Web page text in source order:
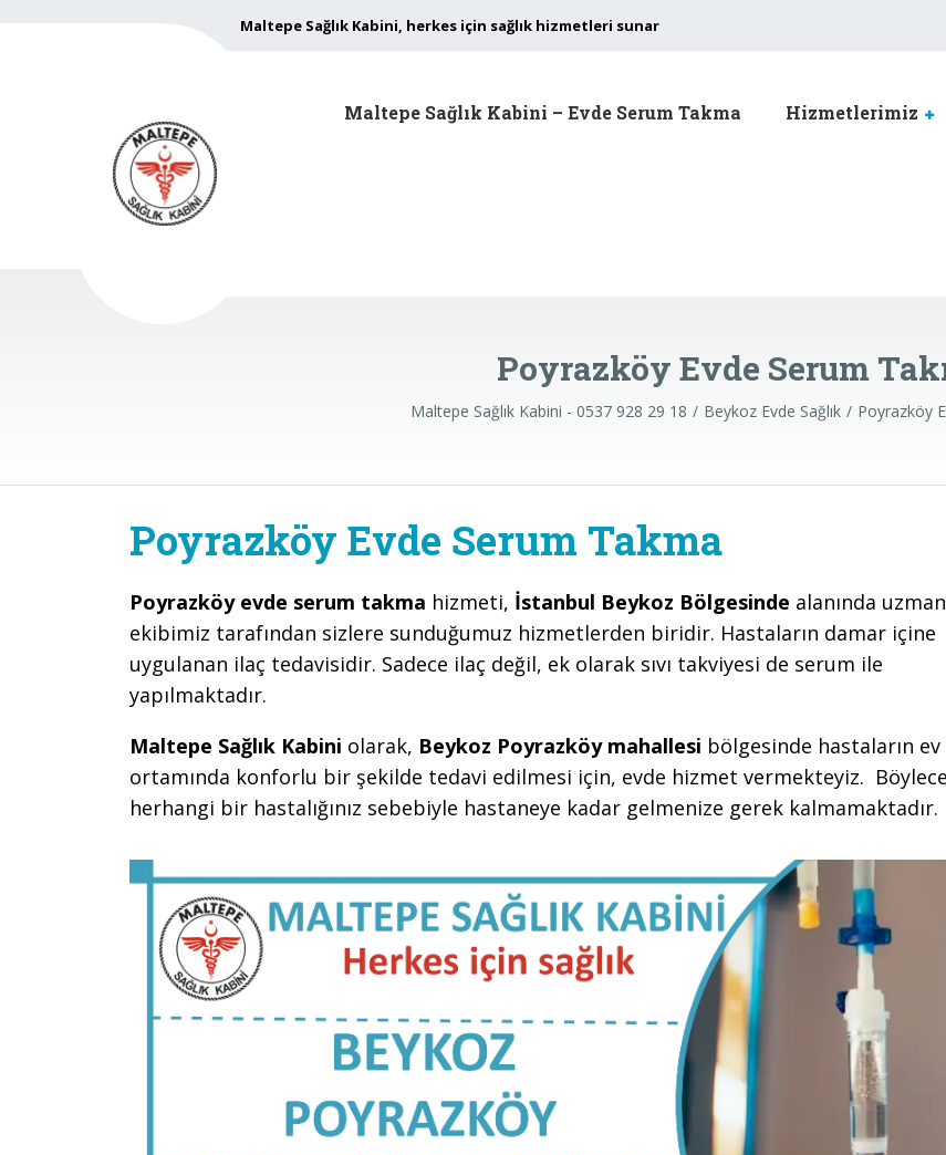
Maltepe Sağlık Kabini, herkes için sağlık hizmetleri sunar
Maltepe Sağlık Kabini – Evde Serum Takma Hizmetlerimiz
Poyrazköy Evde Serum
Maltepe Sağlık Kabini - 0537 928 29 18 Beykoz Evde Sağlık Poyrazköy
Poyrazköy Evde Serum Takma
Poyrazköy evde serum takma hizmeti, İstanbul Beykoz Bölgesinde alanında
ekibimiz tarafından sizlere sunduğumuz hizmetlerden biridir. Hastaların damar içine
uygulanan ilaç tedavisidir. Sadece ilaç değil, ek olarak sıvı takviyesi de serum ile
yapılmaktadır.
Maltepe Sağlık Kabini olarak, Beykoz Poyrazköy mahallesi bölgesinde hastaların ev
ortamında konforlu bir şekilde tedavi edilmesi için, evde hizmet vermekteyiz. Böylece
herhangi bir hastalığınız sebebiyle hastaneye kadar gelmenize gerek kalmamaktadır.